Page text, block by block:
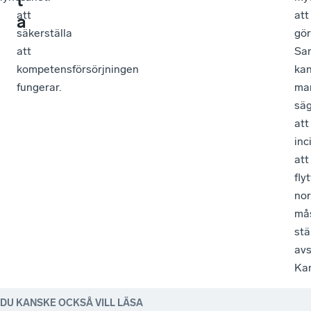
att
säkerställa
att
kompetensförsörjningen
fungerar.
a
att
att
att
DU KANSKE OCKSÅ VILL LÄSA